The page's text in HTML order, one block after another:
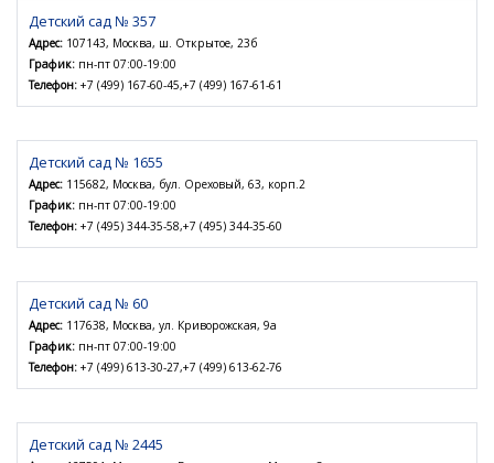
Детский сад № 357
Адрес: 107143, Москва, ш. Открытое, 23б
График: пн-пт 07:00-19:00
Телефон: +7 (499) 167-60-45,+7 (499) 167-61-61
Детский сад № 1655
Адрес: 115682, Москва, бул. Ореховый, 63, корп.2
График: пн-пт 07:00-19:00
Телефон: +7 (495) 344-35-58,+7 (495) 344-35-60
Детский сад № 60
Адрес: 117638, Москва, ул. Криворожская, 9а
График: пн-пт 07:00-19:00
Телефон: +7 (499) 613-30-27,+7 (499) 613-62-76
Детский сад № 2445